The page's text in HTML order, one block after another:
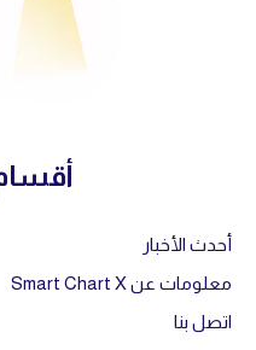
أحدث الأخبار
معلومات عن Smart Chart X
اتصل بنا